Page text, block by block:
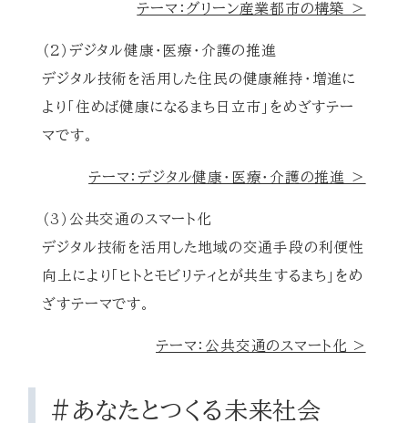
テーマ：グリーン産業都市の構築 ＞
（2）デジタル健康・医療・介護の推進
デジタル技術を活用した住民の健康維持・増進に
より「住めば健康になるまち日立市」をめざすテー
マです。
テーマ：デジタル健康・医療・介護の推進 ＞
（3）公共交通のスマート化
デジタル技術を活用した地域の交通手段の利便性
向上により「ヒトとモビリティとが共生するまち」をめ
ざすテーマです。
テーマ：公共交通のスマート化 >
#あなたとつくる未来社会